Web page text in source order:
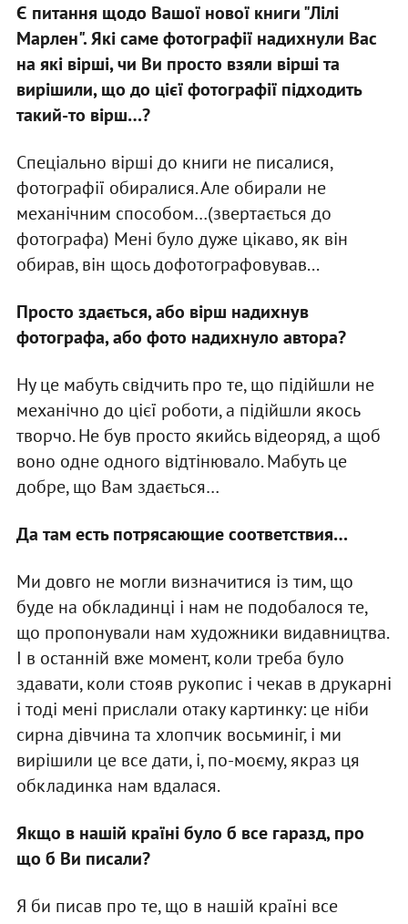
Є питання щодо Вашої нової книги "Лілі
Марлен". Які саме фотографії надихнули Вас
на які вірші, чи Ви просто взяли вірші та
вирішили, що до цієї фотографії підходить
такий-то вірш…?
Спеціально вірші до книги не писалися,
фотографії обиралися. Але обирали не
механічним способом…(звертається до
фотографа) Мені було дуже цікаво, як він
обирав, він щось дофотографовував...
Просто здається, або вірш надихнув
фотографа, або фото надихнуло автора?
Ну це мабуть свідчить про те, що підійшли не
механічно до цієї роботи, а підійшли якось
творчо. Не був просто якийсь відеоряд, а щоб
воно одне одного відтінювало. Мабуть це
добре, що Вам здається…
Да там есть потрясающие соответствия…
Ми довго не могли визначитися із тим, що
буде на обкладинці і нам не подобалося те,
що пропонували нам художники видавництва.
І в останній вже момент, коли треба було
здавати, коли стояв рукопис і чекав в друкарні
і тоді мені прислали отаку картинку: це ніби
сирна дівчина та хлопчик восьминіг, і ми
вирішили це все дати, і, по-моєму, якраз ця
обкладинка нам вдалася.
Якщо в нашій країні було б все гаразд, про
що б Ви писали?
Я би писав про те, що в нашій країні все